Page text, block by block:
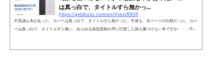
は真っ白で、タイトルすら無かっ...
https://gekibuzz.com/archives/8908
不思議な本があった。カバーは真っ白で、タイトルすら無かった。中身も、全ページが白紙だった。カバ
ーは真っ白で、タイトルすら無い、あらゆる表現規制の声に忖度した誰も傷つけない本ですが・・・不思